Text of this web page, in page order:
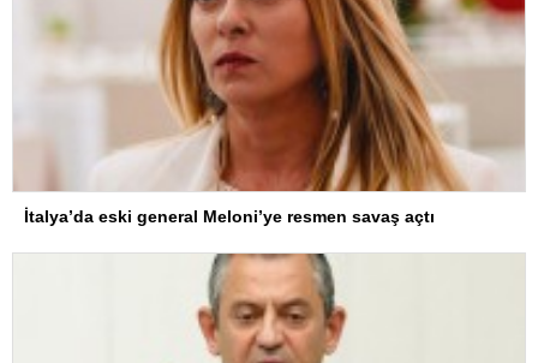
İtalya’da eski general Meloni’ye resmen savaş açtı